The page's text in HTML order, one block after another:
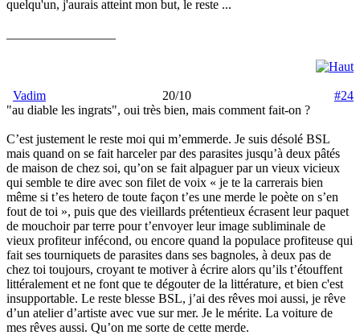
quelqu'un, j'aurais atteint mon but, le reste ...
Vadim 20/10
#24
"au diable les ingrats", oui très bien, mais comment fait-on ?
C’est justement le reste moi qui m’emmerde. Je suis désolé BSL
mais quand on se fait harceler par des parasites jusqu’à deux pâtés
de maison de chez soi, qu’on se fait alpaguer par un vieux vicieux
qui semble te dire avec son filet de voix « je te la carrerais bien
même si t’es hetero de toute façon t’es une merde le poète on s’en
fout de toi », puis que des vieillards prétentieux écrasent leur paquet
de mouchoir par terre pour t’envoyer leur image subliminale de
vieux profiteur infécond, ou encore quand la populace profiteuse qui
fait ses tourniquets de parasites dans ses bagnoles, à deux pas de
chez toi toujours, croyant te motiver à écrire alors qu’ils t’étouffent
littéralement et ne font que te dégouter de la littérature, et bien c'est
insupportable. Le reste blesse BSL, j’ai des rêves moi aussi, je rêve
d’un atelier d’artiste avec vue sur mer. Je le mérite. La voiture de
mes rêves aussi. Qu’on me sorte de cette merde.